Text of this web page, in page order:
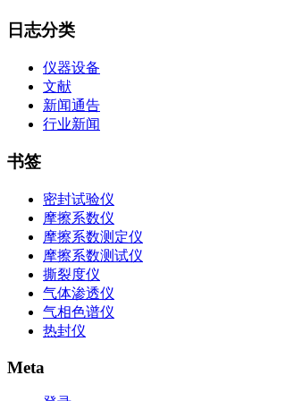
日志分类
仪器设备
文献
新闻通告
行业新闻
书签
密封试验仪
摩擦系数仪
摩擦系数测定仪
摩擦系数测试仪
撕裂度仪
气体渗透仪
气相色谱仪
热封仪
Meta